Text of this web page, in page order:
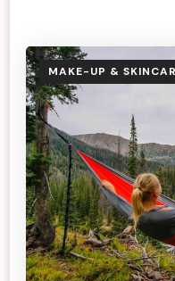
MAKE-UP &